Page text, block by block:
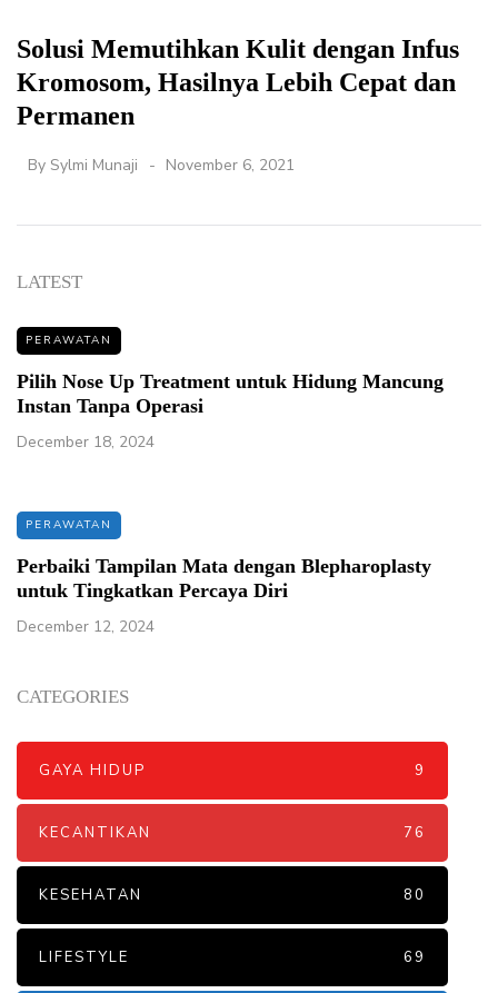
Solusi Memutihkan Kulit dengan Infus
Kromosom, Hasilnya Lebih Cepat dan
Permanen
By Sylmi Munaji November 6, 2021
LATEST
PERAWATAN
Pilih Nose Up Treatment untuk Hidung Mancung
Instan Tanpa Operasi
December 18, 2024
PERAWATAN
Perbaiki Tampilan Mata dengan Blepharoplasty
untuk Tingkatkan Percaya Diri
December 12, 2024
CATEGORIES
GAYA HIDUP 9
KECANTIKAN 76
KESEHATAN 80
LIFESTYLE 69